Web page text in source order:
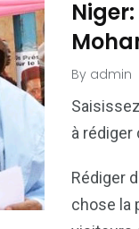
By admin
à
Rédiger
chose la